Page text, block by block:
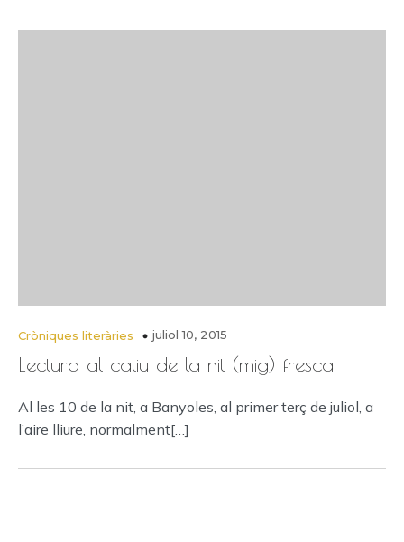
Cròniques literàries juliol 10, 2015
Lectura al caliu de la nit (mig) fresca
Al les 10 de la nit, a Banyoles, al primer terç de juliol, a
l’aire lliure, normalment[…]